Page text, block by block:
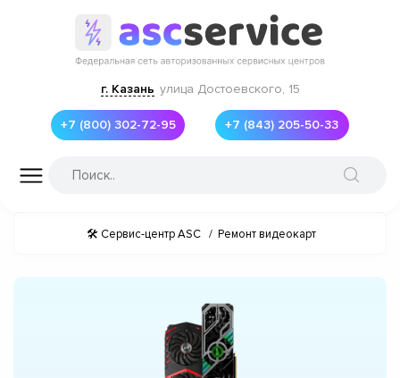
г. Казань улица Достоевского, 15
+7 (800) 302-72-95 +7 (843) 205-50-33
🛠 Сервис-центр ASC / Ремонт видеокарт